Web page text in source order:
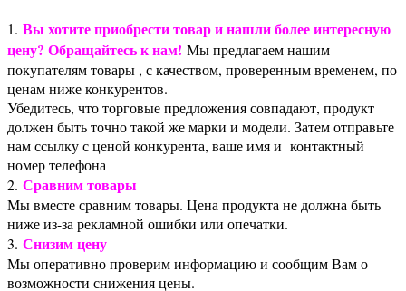
1. Вы хотите приобрести товар и нашли более интересную
цену? Обращайтесь к нам! Мы предлагаем нашим
покупателям товары , с качеством, проверенным временем, по
ценам ниже конкурентов.
Убедитесь, что торговые предложения совпадают, продукт
должен быть точно такой же марки и модели. Затем отправьте
нам ссылку с ценой конкурента, ваше имя и контактный
номер телефона
2. Сравним товары
Мы вместе сравним товары. Цена продукта не должна быть
ниже из-за рекламной ошибки или опечатки.
3. Снизим цену
Мы оперативно проверим информацию и сообщим Вам о
возможности снижения цены.